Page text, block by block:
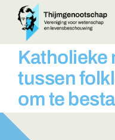
naar
inhoud
BIJEENKOMSTEN
ACTUEEL
Over ons
Afdelingen
Katholieke
tussen
om te